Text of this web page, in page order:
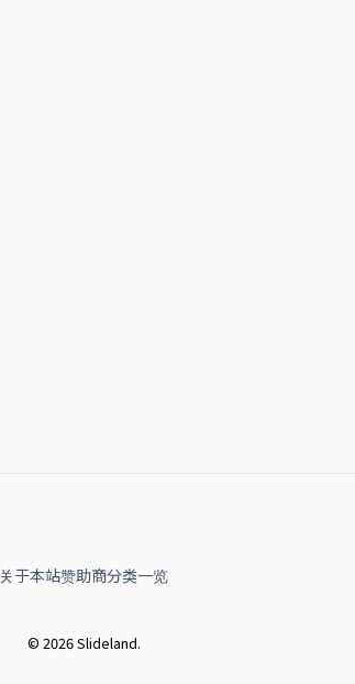
关于本站赞助商分类一览
© 2026 Slideland.